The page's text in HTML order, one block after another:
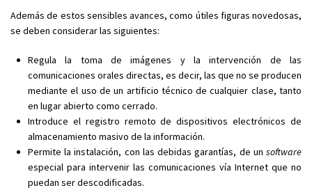
Además de estos sensibles avances, como útiles figuras novedosas,
se deben considerar las siguientes:
Regula la toma de imágenes y la intervención de las
comunicaciones orales directas, es decir, las que no se producen
mediante el uso de un artificio técnico de cualquier clase, tanto
en lugar abierto como cerrado.
Introduce el registro remoto de dispositivos electrónicos de
almacenamiento masivo de la información.
Permite la instalación, con las debidas garantías, de un software
especial para intervenir las comunicaciones vía Internet que no
puedan ser descodificadas.